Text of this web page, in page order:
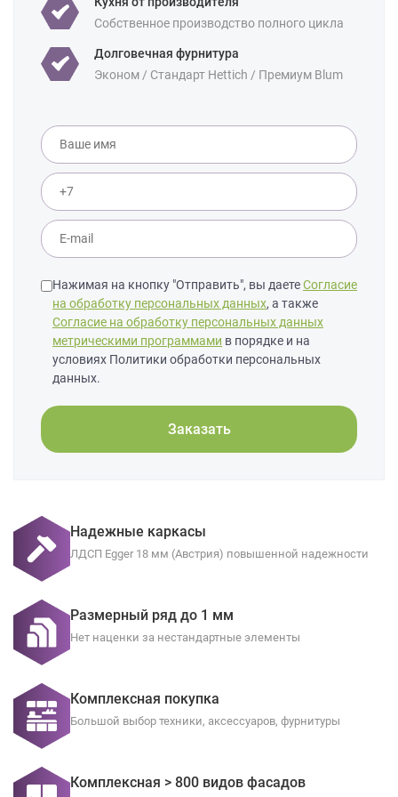
Собственное производство полного цикла
Долговечная фурнитура
Эконом / Стандарт Hettich / Премиум Blum
Нажимая на кнопку "Отправить", вы даетеСогласие
на обработку персональных данных, а также
Согласие на обработку персональных данных
метрическими программами в порядке и на
условиях Политики обработки персональных
данных.
Заказать
Надежные каркасы
ЛДСП Egger 18 мм (Австрия) повышенной надежности
Размерный ряд до 1 мм
Нет наценки за нестандартные элементы
Комплексная покупка
Большой выбор техники, аксессуаров, фурнитуры
Комплексная > 800 видов фасадов